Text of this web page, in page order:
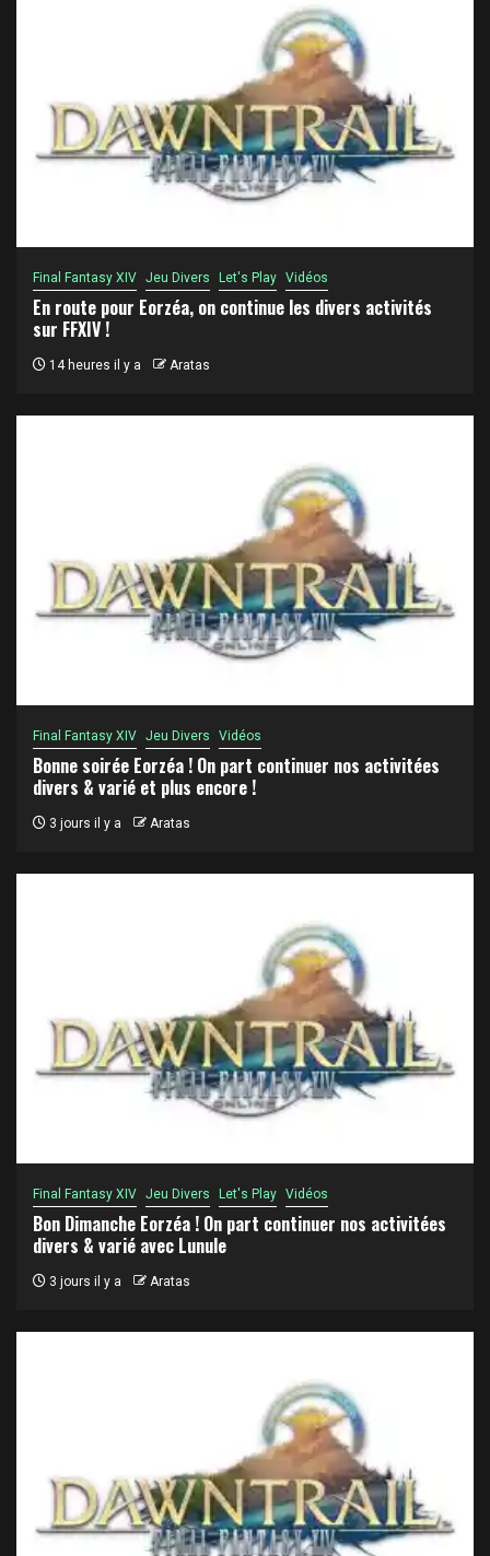
Final Fantasy XIV Jeu Divers Let's Play Vidéos
En route pour Eorzéa, on continue les divers activités
sur FFXIV !
14 heures il y a Aratas
Final Fantasy XIV Jeu Divers Vidéos
Bonne soirée Eorzéa ! On part continuer nos activitées
divers & varié et plus encore !
3 jours il y a Aratas
Final Fantasy XIV Jeu Divers Let's Play Vidéos
Bon Dimanche Eorzéa ! On part continuer nos activitées
divers & varié avec Lunule
3 jours il y a Aratas